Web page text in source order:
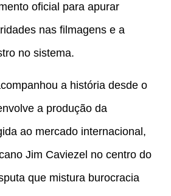
oficial para apurar
nas filmagens e a
no sistema.
a história desde o
a produção da
ao mercado internacional,
Jim Caviezel no centro do
que mistura burocracia